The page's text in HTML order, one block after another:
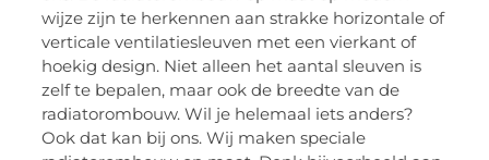
wijze zijn te herkennen aan strakke horizontale of
verticale ventilatiesleuven met een vierkant of
hoekig design. Niet alleen het aantal sleuven is
zelf te bepalen, maar ook de breedte van de
radiatorombouw. Wil je helemaal iets anders?
Ook dat kan bij ons. Wij maken speciale